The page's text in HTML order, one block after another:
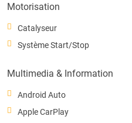
Motorisation
Catalyseur
Système Start/Stop
Multimedia & Information
Android Auto
Apple CarPlay